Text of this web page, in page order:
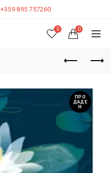
+359 895 757260
0 0
ПРО
ДАДЕ
Н